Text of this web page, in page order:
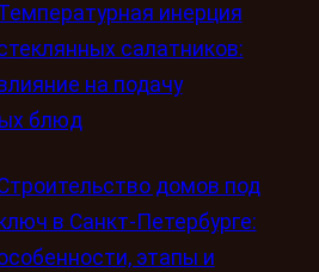
инерция
салатников:
на подачу
блюд
домов под
в Санкт-Петербурге:
этапы и